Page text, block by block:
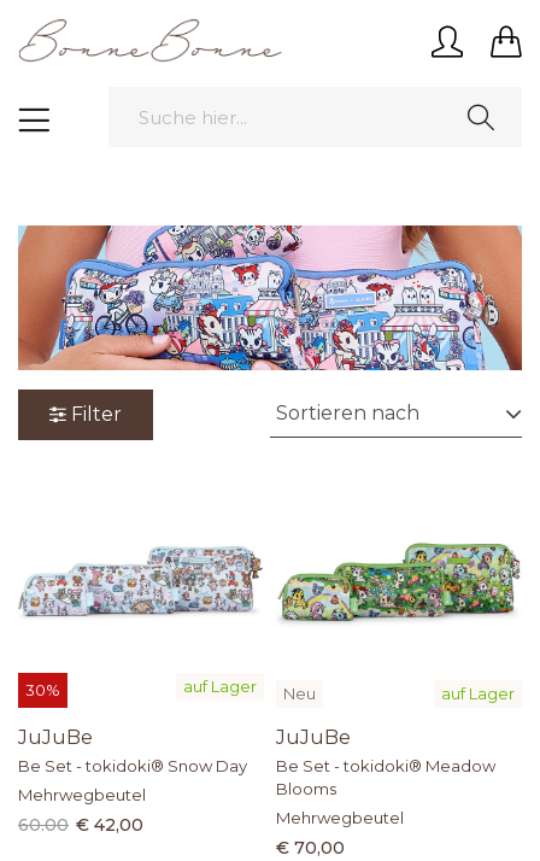
Filter
auf Lager
30%
JuJuBe
Be Set - tokidoki® Snow Day
Mehrwegbeutel
60.00 € 42,00
auf Lager
Neu
JuJuBe
Be Set - tokidoki® Meadow
Blooms
Mehrwegbeutel
€ 70,00